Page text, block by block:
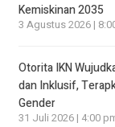
Kemiskinan 2035
3 Agustus 2026 |
Otorita IKN
dan Inklusif,
Gender
31 Juli 2026 | 4:00